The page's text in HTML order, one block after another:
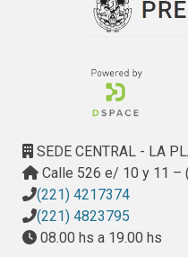
Capítulo de Libro
Módulo 3 Tareas
Permisos de carga
Uso de herramientas:
Normalizador de Texto.
Administración avanzada
Cómo mover Ítems entre
SEDE CENTRAL - LA
Calle 526 e/ 10 y 11 –
(221) 4217374
(221) 4823795
08.00 hs a 19.00 hs